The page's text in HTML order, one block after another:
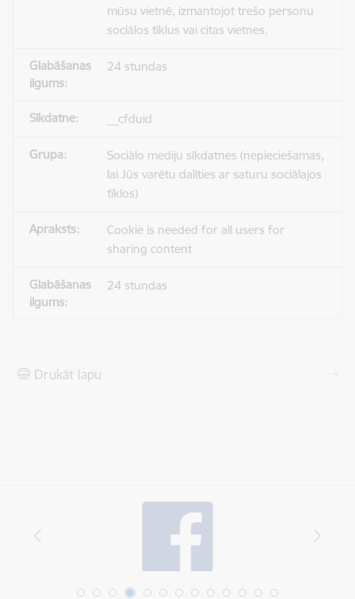
mūsu vietnē, izmantojot trešo personu
sociālos tīklus vai citas vietnes.
24 stundas
__cfduid
Sociālo mediju sīkdatnes (nepieciešamas,
lai Jūs varētu dalīties ar saturu sociālajos
tīklos)
Cookie is needed for all users for
sharing content
24 stundas
Drukāt lapu